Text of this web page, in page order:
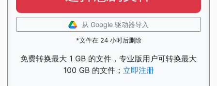
从 Google 驱动器导入
*文件在 24 小时后删除
免费转换最大 1 GB 的文件，专业版用户可转换最大
100 GB 的文件； 立即注册